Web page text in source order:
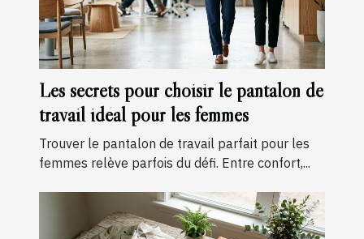
Les secrets pour choisir le pantalon de
travail idéal pour les femmes
Trouver le pantalon de travail parfait pour les
femmes relève parfois du défi. Entre confort,...